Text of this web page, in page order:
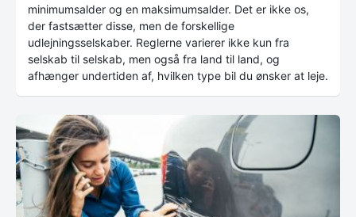
minimumsalder og en maksimumsalder. Det er ikke os,
der fastsætter disse, men de forskellige
udlejningsselskaber. Reglerne varierer ikke kun fra
selskab til selskab, men også fra land til land, og
afhænger undertiden af, hvilken type bil du ønsker at leje.